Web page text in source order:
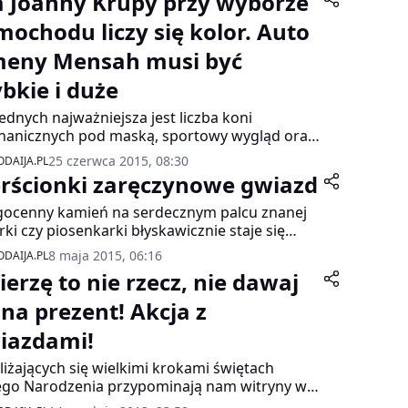
liczy się kolor. Auto
Mensah musi być
i duże
najważniejsza jest liczba koni
pod maską, sportowy wygląd oraz
i bezpieczeństwo jazdy, dla innych – kolor
uprzyjemniające podróż. Anja Orthodox
wybiera małe, miejskie samochody, z
Mensah – duże i szybkie. Dla Joanny
kolor auta ma decydujące znaczenie, a dla
„Diablo” Włodarczyka – drugorzędne.
25 czerwca 2015, 08:30
zaręczynowe gwiazd
kamień na serdecznym palcu znanej
czy piosenkarki błyskawicznie staje się
zdjęć, relacji mediów, a nawet trafia na
najpopularniejszych czasopism. Zobacz,
pierścionki zaręczynowe wybierają przyszli
gwiazd.
8 maja 2015, 06:16
to nie rzecz, nie dawaj
prezent! Akcja z
się wielkimi krokami świętach
Narodzenia przypominają nam witryny w